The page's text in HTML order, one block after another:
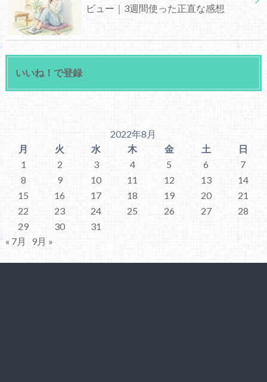
ビュー｜3週間使った正直な感想
いいね！で登録
2022年8月
月
火 水 木 金 土
日
1
2 3 4 5 6
7
8
9 10 11 12 13
14
15
16 17 18 19 20
21
22
23 24 25 26 27
28
29
30
31
« 7月
9月 »